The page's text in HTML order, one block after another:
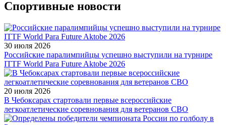
Спортивные новости
30 июля 2026
Российские паралимпийцы успешно выступили на турнире
ITTF World Para Future Aktobe 2026
20 июля 2026
В Чебоксарах стартовали первые всероссийские
легкоатлетические соревнования для ветеранов СВО